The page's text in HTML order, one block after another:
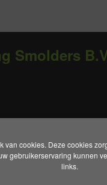
cookies. Deze cookies
gebruikerservaring kunnen
links.
Smolders
|